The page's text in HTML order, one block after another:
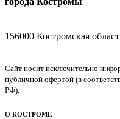
156000 Костромская
Сайт носит исключительно
публичной офертой (в
РФ).
О КОСТРОМЕ